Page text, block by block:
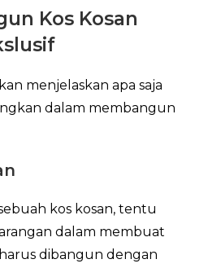
Kos Kosan
menjelaskan apa saja
dalam membangun
kos kosan, tentu
dalam membuat
dibangun dengan